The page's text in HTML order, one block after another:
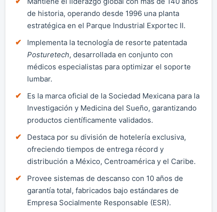
de historia, operando desde 1996 una planta
estratégica en el Parque Industrial Exportec II.
Implementa la tecnología de resorte patentada
Posturetech, desarrollada en conjunto con
médicos especialistas para optimizar el soporte
lumbar.
Es la marca oficial de la Sociedad Mexicana para la
Investigación y Medicina del Sueño, garantizando
productos científicamente validados.
Destaca por su división de hotelería exclusiva,
ofreciendo tiempos de entrega récord y
distribución a México, Centroamérica y el Caribe.
Provee sistemas de descanso con 10 años de
garantía total, fabricados bajo estándares de
Empresa Socialmente Responsable (ESR).